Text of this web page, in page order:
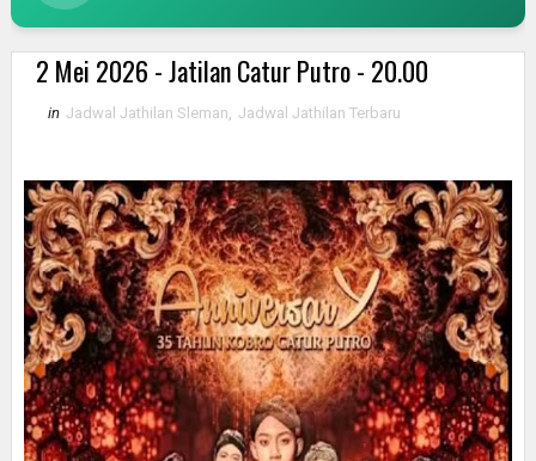
2 Mei 2026 - Jatilan Catur Putro - 20.00
in Jadwal Jathilan Sleman Jadwal Jathilan Terbaru